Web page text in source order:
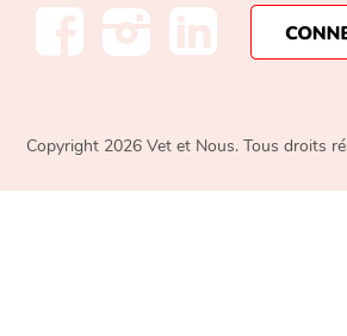
Copyright 2026 Vet et Nous. Tous droits